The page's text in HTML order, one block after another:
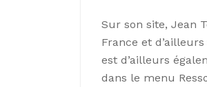
Sur son site, Jean
France et
est d’ailleurs
dans le menu